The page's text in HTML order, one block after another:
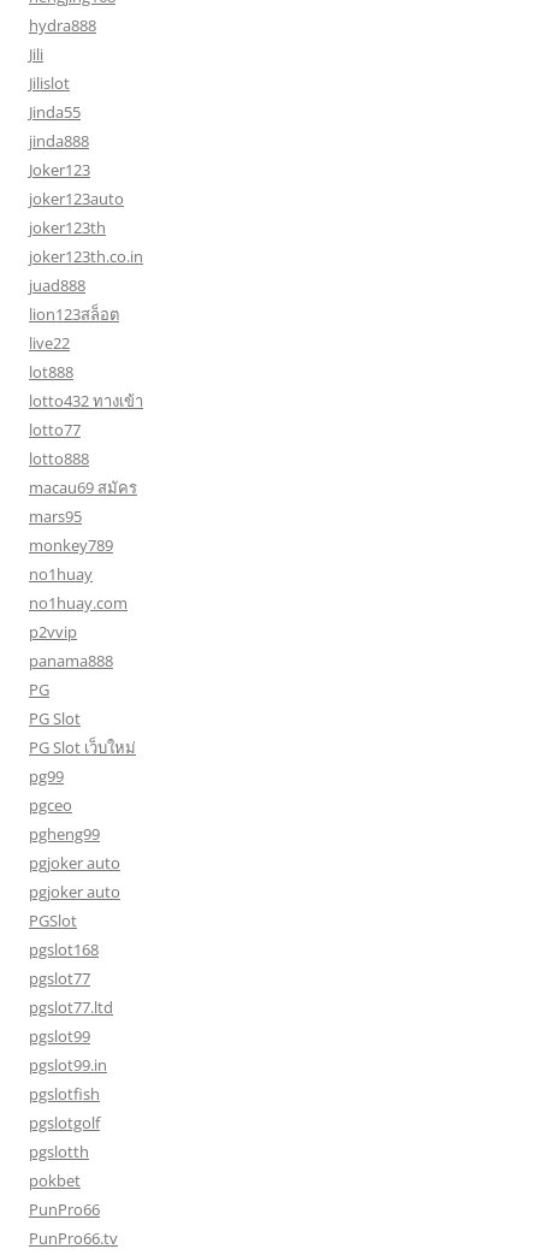
hydra888
Jili
Jilislot
Jinda55
jinda888
Joker123
joker123auto
joker123th
joker123th.co.in
juad888
lion123สล็อต
live22
lot888
lotto432 ทางเข้า
lotto77
lotto888
macau69 สมัคร
mars95
monkey789
no1huay
no1huay.com
p2vvip
panama888
PG
PG Slot
PG Slot เว็บใหม่
pg99
pgceo
pgheng99
pgjoker auto
pgjoker auto
PGSlot
pgslot168
pgslot77
pgslot77.ltd
pgslot99
pgslot99.in
pgslotfish
pgslotgolf
pgslotth
pokbet
PunPro66
PunPro66.tv